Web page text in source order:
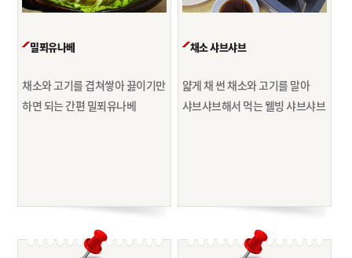
밀푀유나베
채소와 고기를 겹쳐쌓아 끓이기만
하면 되는간편 밀푀유나베
채소 샤브샤브
얇게 채 썬 채소와 고기를 말아
샤브샤브해서 먹는 웰빙 샤브샤브